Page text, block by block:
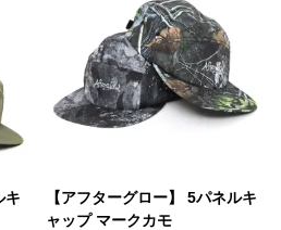
キ
【アフターグロー】 5パネルキ
ャップ マークカモ